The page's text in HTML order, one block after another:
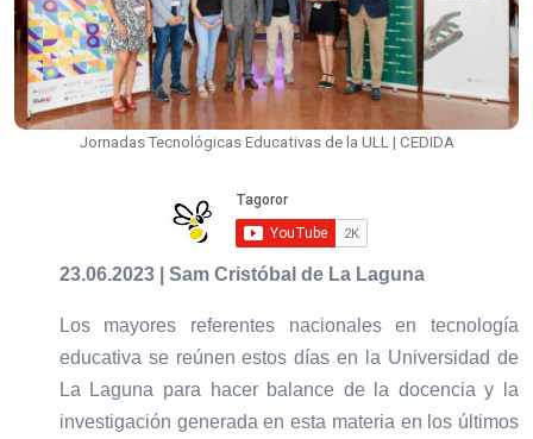
Jornadas Tecnológicas Educativas de la ULL | CEDIDA
23.06.2023 | Sam Cristóbal de La Laguna
Los mayores referentes nacionales en tecnología
educativa se reúnen estos días en la Universidad de
La Laguna para hacer balance de la docencia y la
investigación generada en esta materia en los últimos